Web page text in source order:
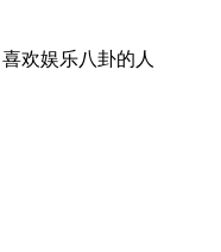
欢娱乐八卦的人